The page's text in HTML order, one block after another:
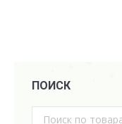
ПОИСК